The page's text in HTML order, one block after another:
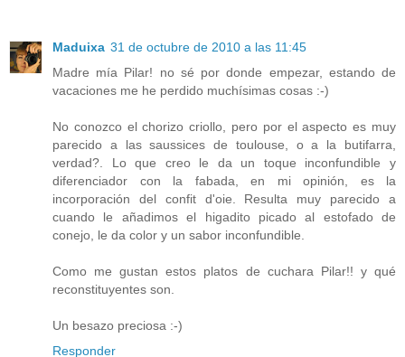
Maduixa 31 de octubre de 2010 a las 11:45
Madre mía Pilar! no sé por donde empezar, estando de
vacaciones me he perdido muchísimas cosas :-)
No conozco el chorizo criollo, pero por el aspecto es muy
parecido a las saussices de toulouse, o a la butifarra,
verdad?. Lo que creo le da un toque inconfundible y
diferenciador con la fabada, en mi opinión, es la
incorporación del confit d'oie. Resulta muy parecido a
cuando le añadimos el higadito picado al estofado de
conejo, le da color y un sabor inconfundible.
Como me gustan estos platos de cuchara Pilar!! y qué
reconstituyentes son.
Un besazo preciosa :-)
Responder